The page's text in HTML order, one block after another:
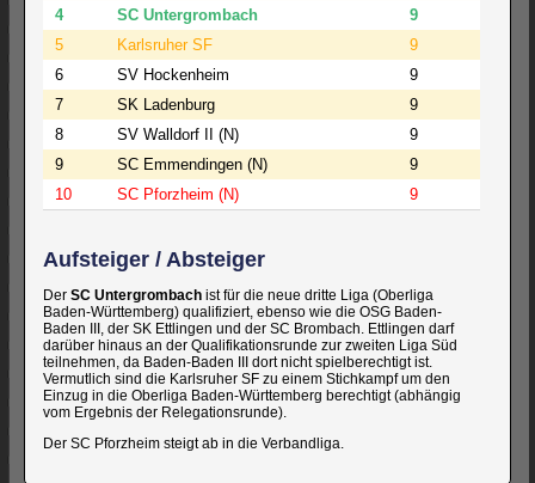
4
SC Untergrombach 9
5
Karlsruher SF 9
6
SV Hockenheim 9
7
SK Ladenburg 9
8
SV Walldorf II (N) 9
9
SC Emmendingen (N) 9
10
SC Pforzheim (N) 9
Aufsteiger / Absteiger
Der SC Untergrombach ist für die neue dritte Liga (Oberliga
Baden-Württemberg) qualifiziert, ebenso wie die OSG Baden-
Baden III, der SK Ettlingen und der SC Brombach. Ettlingen darf
darüber hinaus an der Qualifikationsrunde zur zweiten Liga Süd
teilnehmen, da Baden-Baden III dort nicht spielberechtigt ist.
Vermutlich sind die Karlsruher SF zu einem Stichkampf um den
Einzug in die Oberliga Baden-Württemberg berechtigt (abhängig
vom Ergebnis der Relegationsrunde).
Der SC Pforzheim steigt ab in die Verbandliga.